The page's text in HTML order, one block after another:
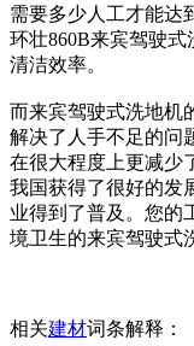
需要多少人工才能达
环壮860B来宾驾驶
清洁效率。
而来宾驾驶式洗地机
解决了人手不足的问
在很大程度上更减少
我国获得了很好的发
业得到了普及。您的
境卫生的来宾驾驶式
相关建材词条解释：